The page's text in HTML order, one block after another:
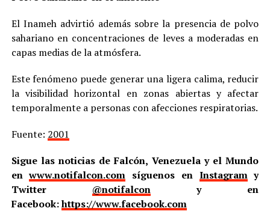
El Inameh advirtió además sobre la presencia de polvo
sahariano en concentraciones de leves a moderadas en
capas medias de la atmósfera.
Este fenómeno puede generar una ligera calima, reducir
la visibilidad horizontal en zonas abiertas y afectar
temporalmente a personas con afecciones respiratorias.
Fuente: 2001
Sigue las noticias de Falcón, Venezuela y el Mundo
enwww.notifalcon.com síguenos en Instagramy
Twitter @notifalcony en
Facebook:https://www.facebook.com